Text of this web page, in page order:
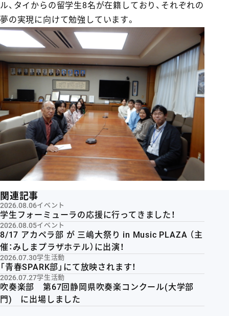
ル、タイからの留学生8名が在籍しており、それぞれの
夢の実現に向けて勉強しています。
関連記事
2026.08.06イベント
学生フォーミューラの応援に行ってきました！
2026.08.05イベント
8/17 アカペラ部 が 三嶋大祭り in Music PLAZA （主
催：みしまプラザホテル）に出演！
2026.07.30学生活動
「青春SPARK部」にて放映されます！
2026.07.27学生活動
吹奏楽部 第67回静岡県吹奏楽コンクール(大学部
門) に出場しました